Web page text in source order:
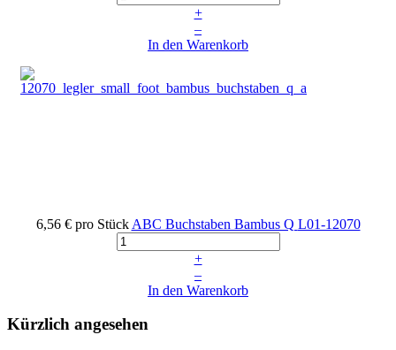
+
–
In den Warenkorb
6,56 € pro Stück ABC Buchstaben Bambus Q L01-12070
+
–
In den Warenkorb
Kürzlich angesehen